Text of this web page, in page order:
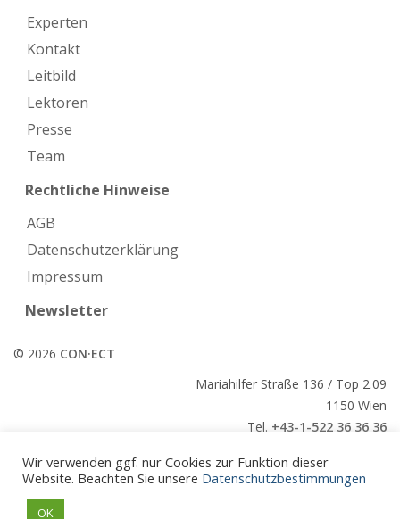
Experten
Kontakt
Leitbild
Lektoren
Presse
Team
Rechtliche Hinweise
AGB
Datenschutzerklärung
Impressum
Newsletter
© 2026 CON·ECT
Mariahilfer Straße 136 / Top 2.09
1150 Wien
Tel. +43-1-522 36 36 36
CON·ECT
Wir verwenden ggf. nur Cookies zur Funktion dieser
Website. Beachten Sie unsere Datenschutzbestimmungen
OK